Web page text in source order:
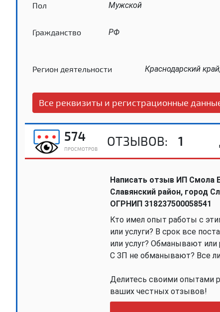
Пол Мужской
Гражданство РФ
Регион деятельности Краснодарский
Все реквизиты и регистрационные
574
ПРОСМОТРОВ
ОТЗЫВОВ: 1
Написать отзыв ИП Смола
Славянский район, город
ОГРНИП 318237500058541
Кто имел опыт работы с
или услуги? В срок все
или услуг? Обманывают или
С ЗП не обманывают? Все
Делитесь своими опытами
ваших честных отзывов!